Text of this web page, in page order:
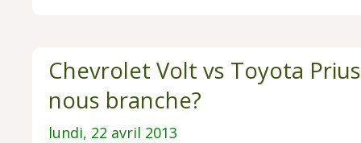
Chevrolet Volt vs Toyota
nous branche?
lundi, 22 avril 2013